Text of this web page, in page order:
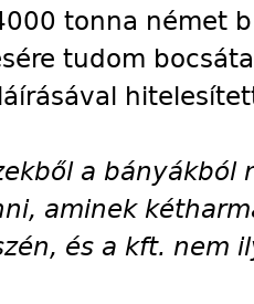
tonna német
tudom
a
aminek
és a kft. nem